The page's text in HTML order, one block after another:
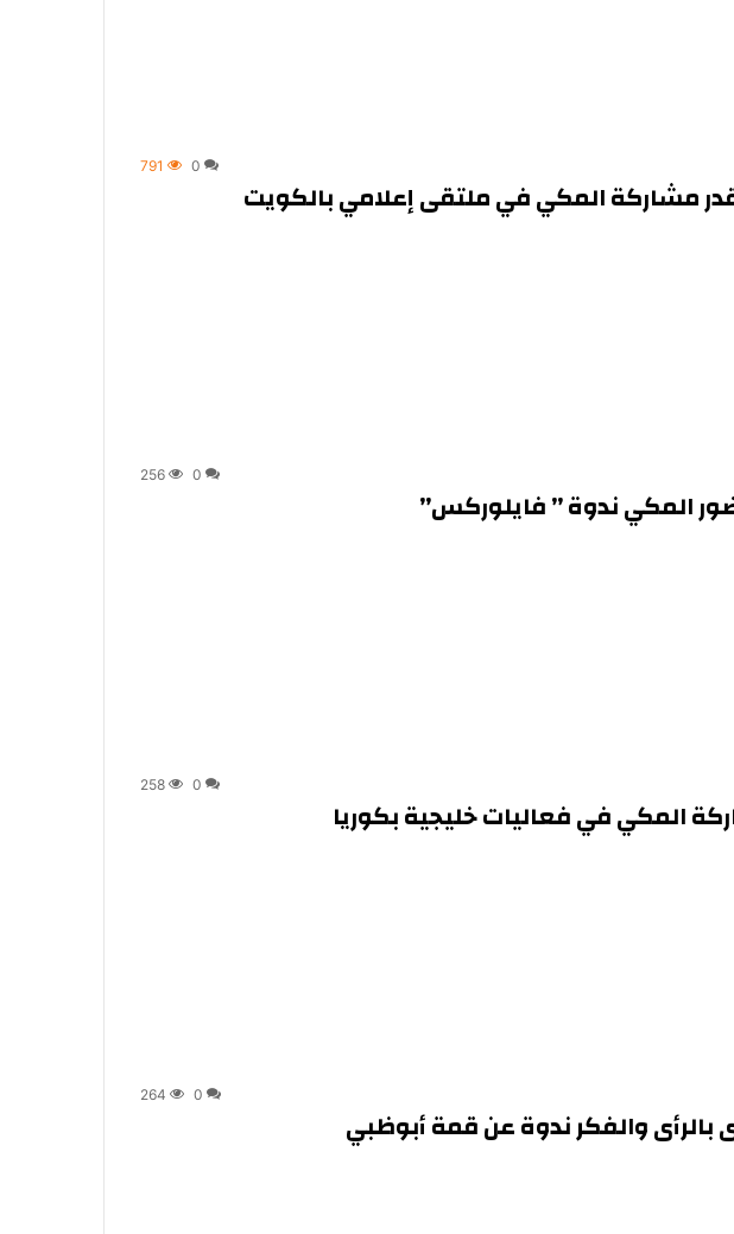
0
791
مشاركة المكي في ملتقى إعلامي بالكويت
0
256
المكي ندوة ” فايلوركس”
0
258
المكي في فعاليات خليجية بكوريا
0
264
بالرأى والفكر ندوة عن قمة أبوظبي